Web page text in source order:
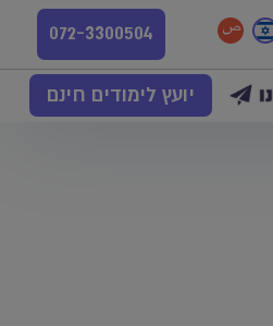
072-3300504
יועץ לימודים חינם